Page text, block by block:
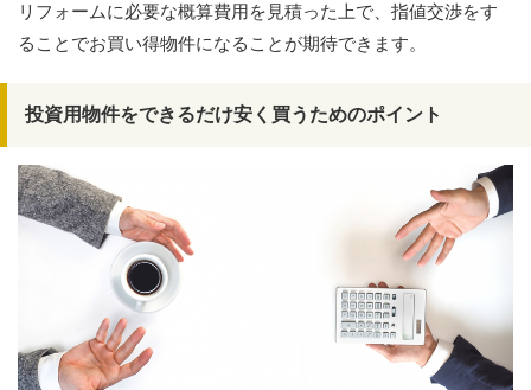
リフォームに必要な概算費用を見積った上で、指値交渉をす
ることでお買い得物件になることが期待できます。
投資用物件をできるだけ安く買うためのポイント